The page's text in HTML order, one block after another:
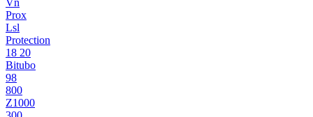
Prox
Lsl
Protection
18 20
Bitubo
98
800
Z1000